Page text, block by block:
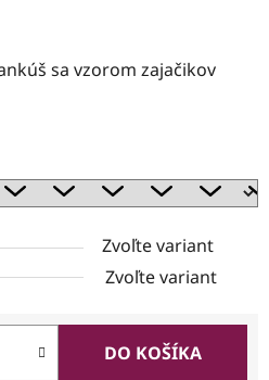
sa vzorom zajačikov
Zvoľte variant
Zvoľte variant
DO KOŠÍKA